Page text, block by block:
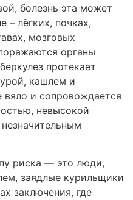
болезнь эта может
– лёгких, почках,
мозговых
органы
протекает
кашлем и
вяло и сопровождается
невысокой
риска — это люди,
заядлые курильщики
заключения, где